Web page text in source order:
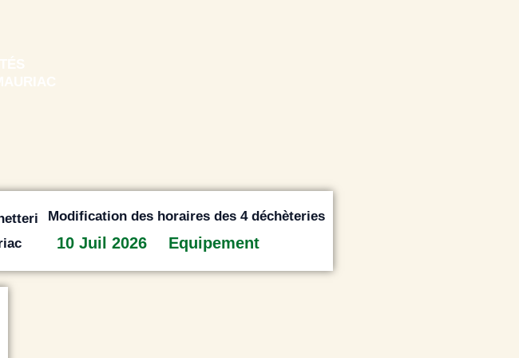
Modification des horaires des 4 déchèteries
10 Juil 2026 Equipement